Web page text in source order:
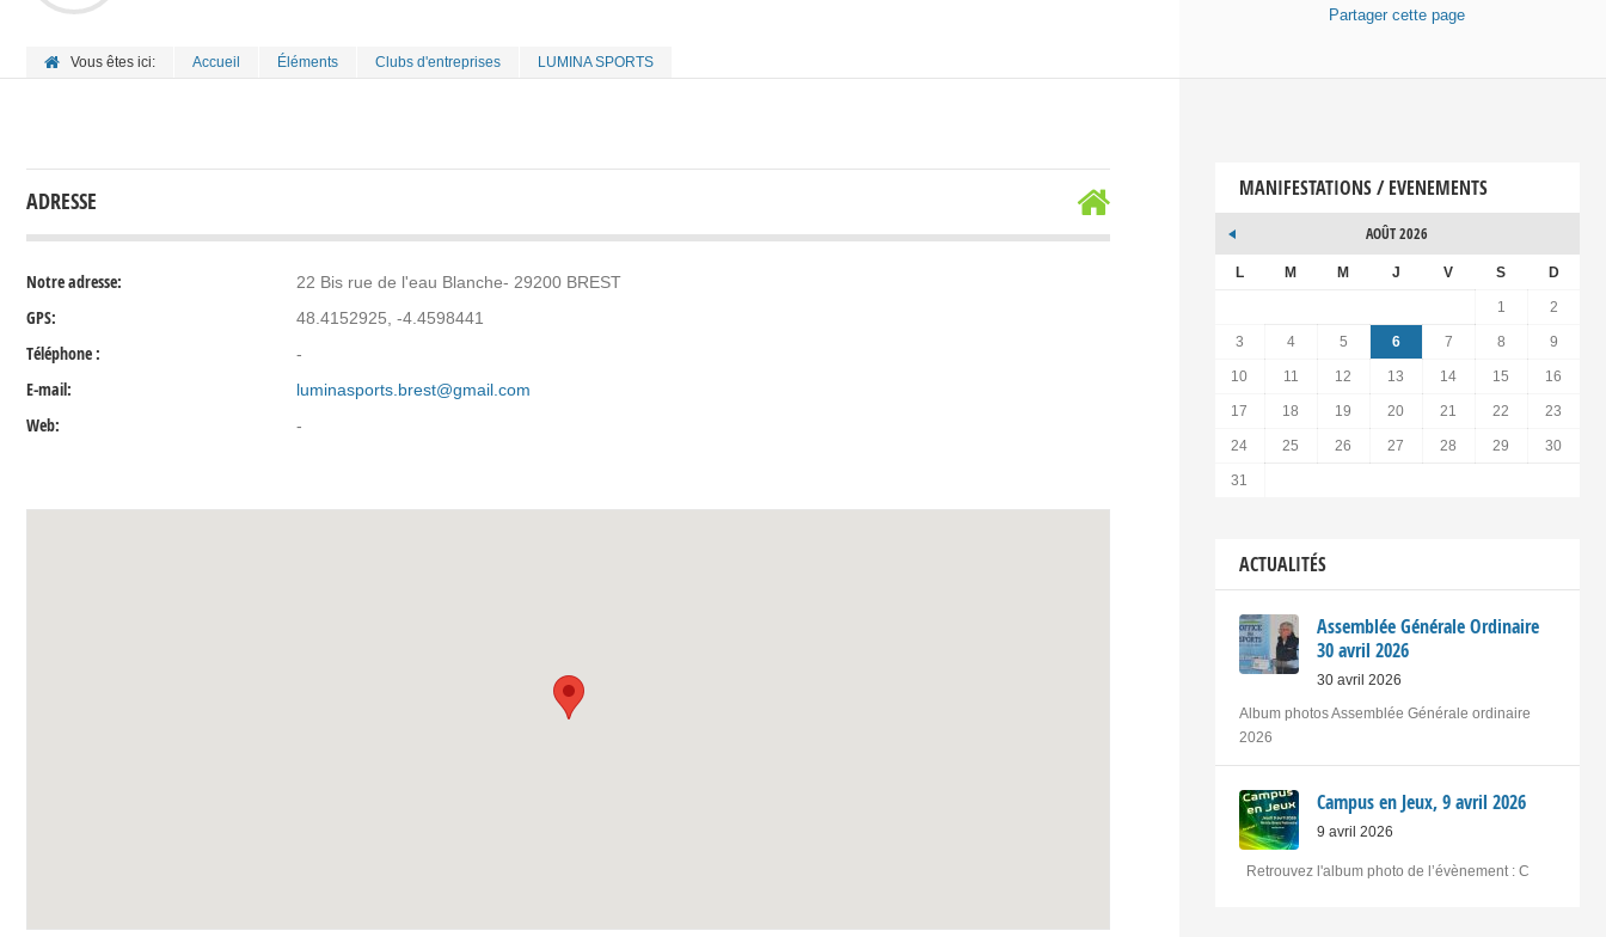
Vous êtes ici: Accueil Éléments Clubs d'entreprises LUMINA SPORTS
Partager cette page
ADRESSE
Notre adresse: 22 Bis rue de l'eau Blanche- 29200 BREST
GPS: 48.4152925, -4.4598441
Téléphone : -
E-mail: luminasports.brest@gmail.com
Web: -
MANIFESTATIONS / EVENEMENTS
AOÛT 2026
L M M J V S D
1 2
3 4 5 6 7 8 9
10 11 12 13 14 15 16
17 18 19 20 21 22 23
24 25 26 27 28 29 30
31
ACTUALITÉS
Assemblée Générale Ordinaire
30 avril 2026
30 avril 2026
Album photos Assemblée Générale ordinaire
2026
Campus en Jeux, 9 avril 2026
9 avril 2026
Retrouvez l'album photo de l’évènement : C